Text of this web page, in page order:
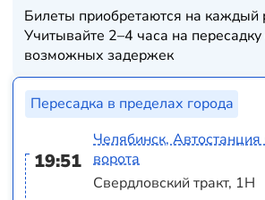
Билеты приобретаются на каждый
Учитывайте 2–4 часа на пересадку
возможных задержек
Пересадка в пределах города
19:51
Челябинск,
ворота
Свердловский тракт, 1Н